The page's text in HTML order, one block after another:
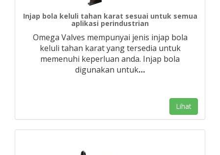
Injap bola keluli tahan karat sesuai untuk semua
aplikasi perindustrian
Omega Valves mempunyai jenis injap bola
keluli tahan karat yang tersedia untuk
memenuhi keperluan anda. Injap bola
digunakan untuk…
Lihat